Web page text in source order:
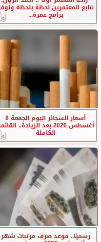
نتابع المعتمرين لحظة بلحظة
برامج عمرة...
أسعار السجائر اليوم الجمعة 8
أغسطس 2026 بعد الزيادة..
الكاملة
رسميًا.. موعد صرف مرتبات شهر